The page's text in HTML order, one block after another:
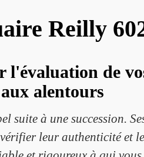
Reilly
de
aux alentours
suite à une succession.
leur authenticité et